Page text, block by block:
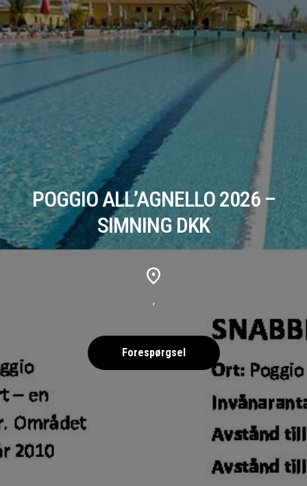
POGGIO ALL’AGNELLO 2026 –
SIMNING DKK
,
Forespørgsel